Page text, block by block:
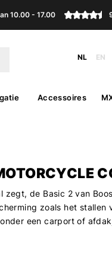
10.00 - 17.00
NL EN
Accessoires
zegt, de Basic 2 van
zoals het stallen
een carport of